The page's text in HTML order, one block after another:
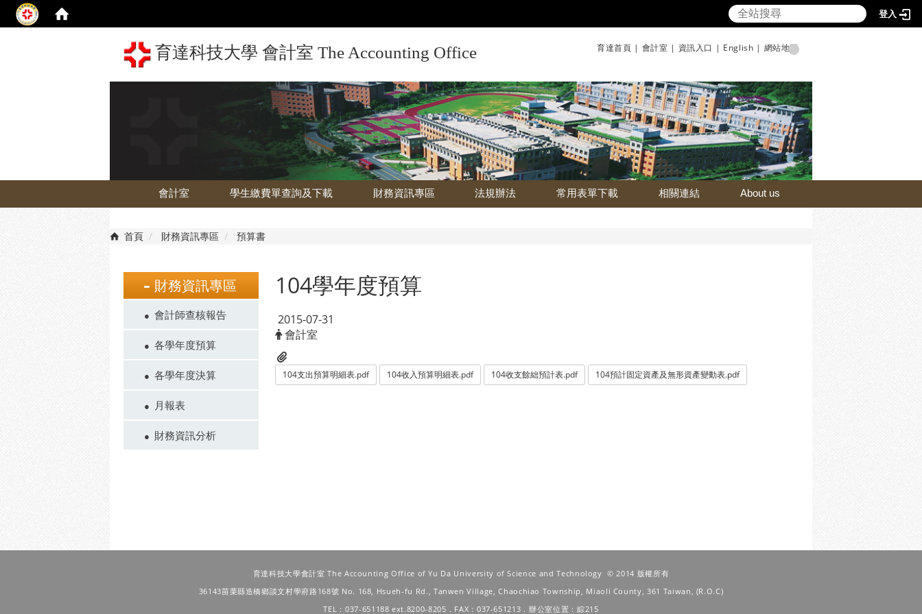
登入
育達科技大學 會計室 The Accounting Office 育達首頁 | 會計室 | 資訊入口 | English | 網站地圖
會計室 學生繳費單查詢及下載 財務資訊專區 法規辦法 常用表單下載 相關連結 About us
首頁 財務資訊專區 預算書
財務資訊專區
會計師查核報告
各學年度預算
各學年度決算
月報表
財務資訊分析
104學年度預算
2015-07-31
會計室
104支出預算明細表.pdf 104收入預算明細表.pdf 104收支餘絀預計表.pdf 104預計固定資產及無形資產變動表.pdf
育達科技大學會計室 The Accounting Office of Yu Da University of Science and Technology © 2014 版權所有
36143苗栗縣造橋鄉談文村學府路168號 No. 168, Hsueh-fu Rd., Tanwen Village, Chaochiao Township, Miaoli County, 361 Taiwan, (R.O.C)
TEL：037-651188 ext.8200-8205．FAX：037-651213．辦公室位置：綜215